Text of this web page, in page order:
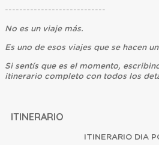
----------------------------
No es un viaje más.
Es uno de esos viajes que se hacen
Si sentís que es el momento,
itinerario completo con todos los
ITINERARIO
ITINERARIO DIA